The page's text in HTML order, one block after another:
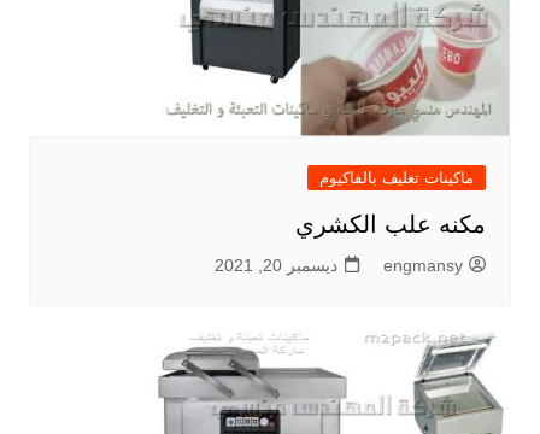
ماكينات تغليف بالفاكيوم
مكنه علب الكشري
engmansy ديسمبر 20, 2021